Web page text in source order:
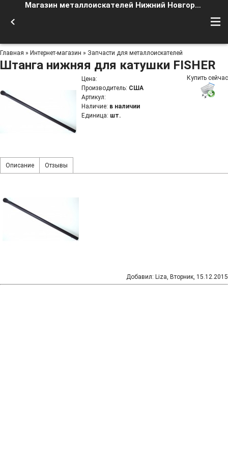
Магазин металлоискателей Нижний Новгород
Главная » Интернет-магазин » Запчасти для металлоискателей
Штанга нижняя для катушки FISHER
Цена:
Производитель: США
Артикул:
Наличие: в наличии
Единица: шт.
Купить сейчас
Описание Отзывы
Добавил: Liza, Вторник, 15.12.2015